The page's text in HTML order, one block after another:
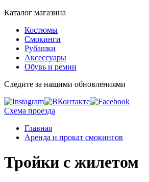
Каталог магазина
Костюмы
Смокинги
Рубашки
Аксессуары
Обувь и ремни
Следите за нашими обновлениями
Схема проезда
Главная
Аренда и прокат смокингов
Тройки с жилетом